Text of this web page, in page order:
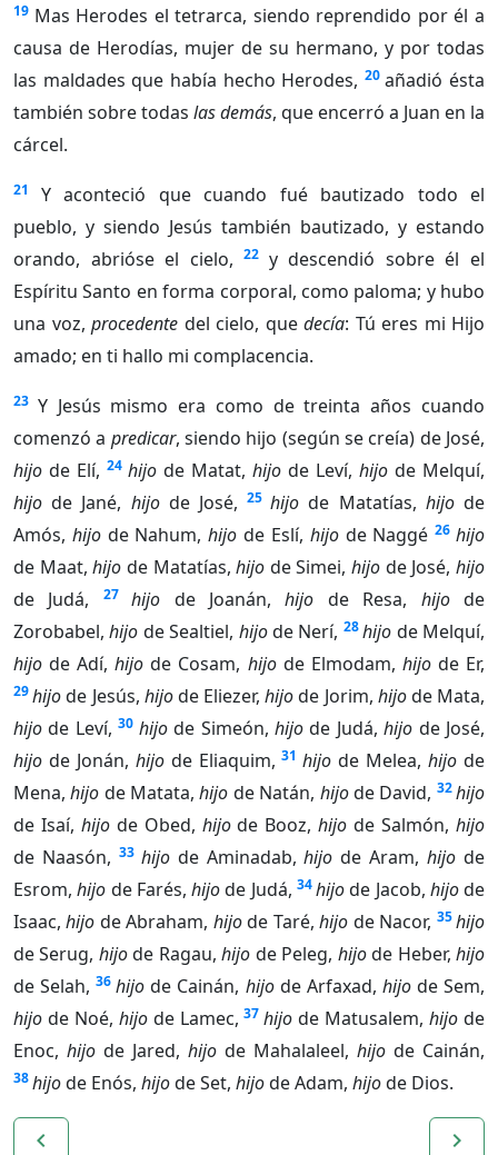
19 Mas Herodes el tetrarca, siendo reprendido por él a
causa de Herodías, mujer de su hermano, y por todas
las maldades que había hecho Herodes, 20 añadió ésta
también sobre todas las demás, que encerró a Juan en la
cárcel.
21
Y aconteció que cuando fué bautizado todo el
pueblo, y siendo Jesús también bautizado, y estando
orando, abrióse el cielo,
22 y descendió sobre él el
Espíritu Santo en forma corporal, como paloma; y hubo
una voz, procedente del cielo, que decía: Tú eres mi Hijo
amado; en ti hallo mi complacencia.
23 Y Jesús mismo era como de treinta años cuando
comenzó a predicar, siendo hijo (según se creía) de José,
hijo de Elí, 24 hijo de Matat, hijo de Leví, hijo de Melquí,
hijo de Jané, hijode José, 25 hijo de Matatías, hijode
Amós, hijode Nahum,hijo de Eslí, hijode Naggé 26 hijo
de Maat,hijo de Matatías,hijo de Simei,hijo de José,hijo
de Judá,
27 hijo de Joanán,hijo de Resa, hijode
Zorobabel,hijo de Sealtiel, hijode Nerí, 28 hijo de Melquí,
hijo de Adí,hijo de Cosam, hijode Elmodam, hijode Er,
29hijode Jesús, hijode Eliezer,hijode Jorim, hijode Mata,
hijo de Leví, 30 hijode Simeón, hijode Judá,hijo de José,
hijo de Jonán, hijode Eliaquim, 31 hijo de Melea,hijo de
Mena,hijo de Matata,hijo de Natán, hijode David, 32hijo
de Isaí, hijode Obed, hijode Booz,hijo de Salmón,hijo
de Naasón, 33 hijode Aminadab,hijo de Aram,hijo de
Esrom,hijo de Farés, hijode Judá, 34hijode Jacob, hijode
Isaac,hijo de Abraham, hijode Taré,hijo de Nacor, 35 hijo
de Serug, hijode Ragau,hijo de Peleg, hijode Heber,hijo
de Selah, 36 hijo de Cainán, hijode Arfaxad, hijode Sem,
hijo de Noé, hijode Lamec, 37 hijo de Matusalem,hijo de
Enoc, hijo de Jared, hijo de Mahalaleel, hijo de Cainán,
38hijode Enós, hijode Set, hijode Adam, hijode Dios.
navigate_before navigate_next